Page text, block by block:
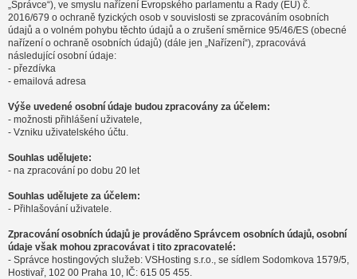
„Správce“), ve smyslu nařízení Evropského parlamentu a Rady (EU) č.
2016/679 o ochraně fyzických osob v souvislosti se zpracováním osobních
údajů a o volném pohybu těchto údajů a o zrušení směrnice 95/46/ES (obecné
nařízení o ochraně osobních údajů) (dále jen „Nařízení“), zpracovává
následující osobní údaje:
- přezdívka
- emailová adresa
Výše uvedené osobní údaje budou zpracovány za účelem:
- možnosti přihlášení uživatele,
- Vzniku uživatelského účtu.
Souhlas udělujete:
- na zpracování po dobu 20 let
Souhlas udělujete za účelem:
- Přihlašování uživatele.
Zpracování osobních údajů je prováděno Správcem osobních údajů, osobní
údaje však mohou zpracovávat i tito zpracovatelé:
- Správce hostingových služeb: VSHosting s.r.o., se sídlem Sodomkova 1579/5,
Hostivař, 102 00 Praha 10, IČ: 615 05 455.